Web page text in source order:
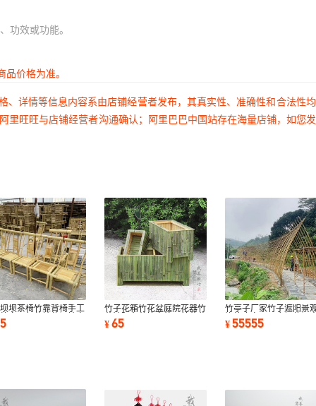
功效或功能。
价格为准。
详情等信息内容系由店铺经营者发布，其真实性、准确性和合法性
旺旺与店铺经营者沟通确认；阿里巴巴中国站存在海量店铺，如您
坝茶椅竹靠背椅手工
家具午休椅休闲椅户
椅热卖
竹子花箱竹花盆庭院花器竹
花钵阳台种植室外园林花盆
厂家批发定制
¥65
竹亭子厂家竹子遮阳景
饰竹廊亭公园广场休闲
竹亭
¥55555